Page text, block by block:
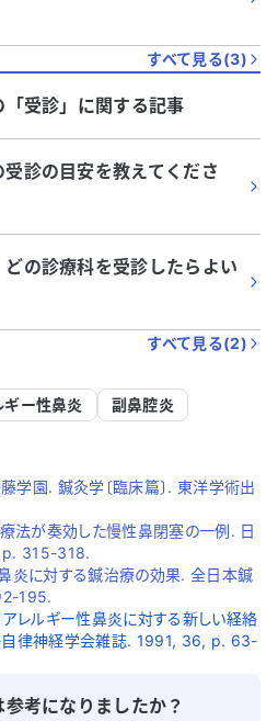
すべて見る(3)
「受診」に関する記事
診の目安を教えてくださ
の診療科を受診したらよい
すべて見る(2)
ギー性鼻炎
副鼻腔炎
学園. 鍼灸学〔臨床篇〕. 東洋学術出
法が奏効した慢性鼻閉塞の一例. 日
315-318.
炎に対する鍼治療の効果. 全日本鍼
195.
レルギー性鼻炎に対する新しい経絡
律神経学会雑誌. 1991, 36, p. 63-
考になりましたか？